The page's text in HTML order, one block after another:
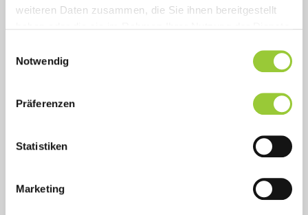
weiteren Daten zusammen, die Sie ihnen bereitgestellt
Cookies, wenn Sie unsere Webseite weiterhin nutzen.
Notwendig
Präferenzen
Statistiken
Marketing
Zielgruppe und Voraussetzungen
Prüfung